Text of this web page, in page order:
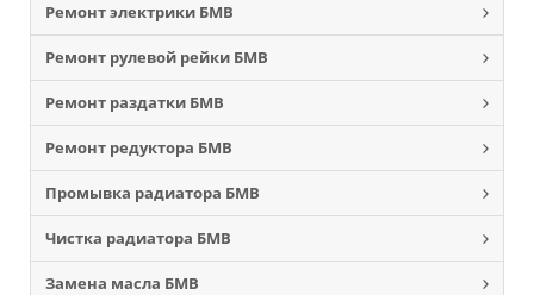
Ремонт электрики БМВ
Ремонт рулевой рейки БМВ
Ремонт раздатки БМВ
Ремонт редуктора БМВ
Промывка радиатора БМВ
Чистка радиатора БМВ
Замена масла БМВ